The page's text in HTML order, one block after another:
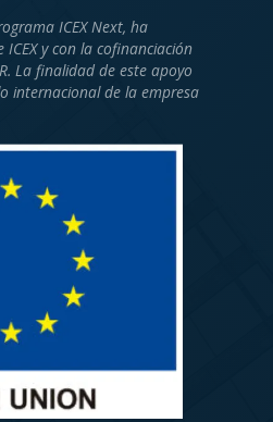
ICEX Next, ha
y con la cofinanciación
La finalidad de este apoyo
internacional de la empresa